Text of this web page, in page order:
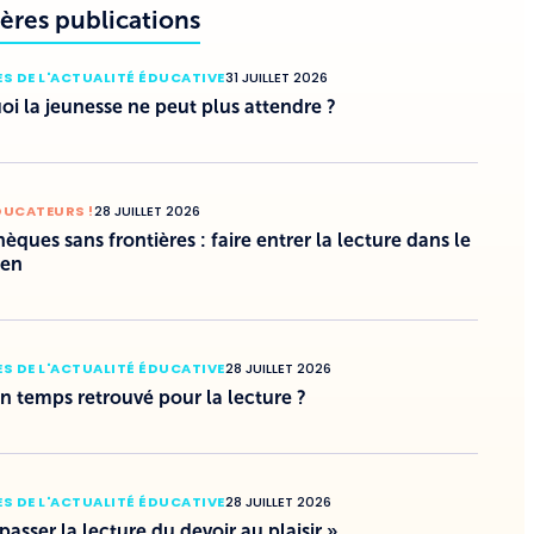
publications
DE L'ACTUALITÉ ÉDUCATIVE31 JUILLET 2026
la jeunesse ne peut plus attendre ?
!28 JUILLET 2026
sans frontières : faire entrer la lecture dans le
DE L'ACTUALITÉ ÉDUCATIVE28 JUILLET 2026
temps retrouvé pour la lecture ?
DE L'ACTUALITÉ ÉDUCATIVE28 JUILLET 2026